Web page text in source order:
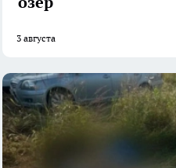
3 августа